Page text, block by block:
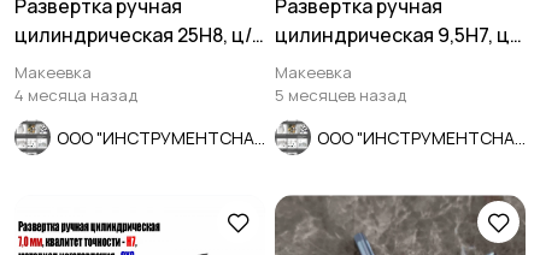
Развертка ручная
цилиндрическая 25Н8, ц/
х, 9ХС, 231/115 мм, Z8,
СССР.
Макеевка
4 месяца назад
Развертка ручная
цилиндрическая 9,5Н7, ц/
х, 9ХС, Z6, 124/62 мм,
СССР.
Макеевка
5 месяцев назад